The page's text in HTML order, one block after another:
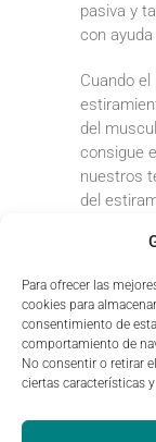
Para ofrecer las
cookies para
consentimiento de
comportamiento de
No consentir o retirar
ciertas características
pasiva y
con
Cuando
del
consigue
nuestros
del
Después
se
Antes de